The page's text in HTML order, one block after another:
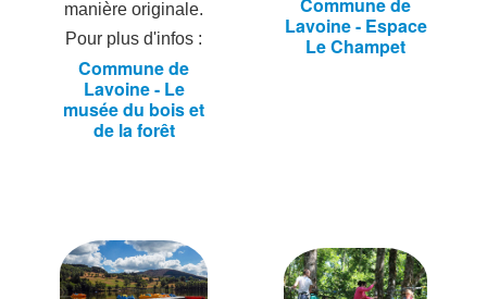
manière originale.
Pour plus d'infos :
Commune de
Lavoine - Le
musée du bois et
de la forêt
Lavoine - Espace
Le Champet